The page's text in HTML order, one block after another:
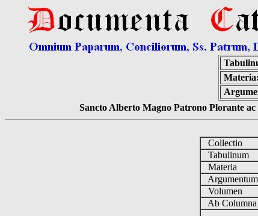
Materia:
Sancto Alberto Magno Patrono Plorante
Collectio
Tabulinum
Materia
Argumentum
Volumen
Ab Columna